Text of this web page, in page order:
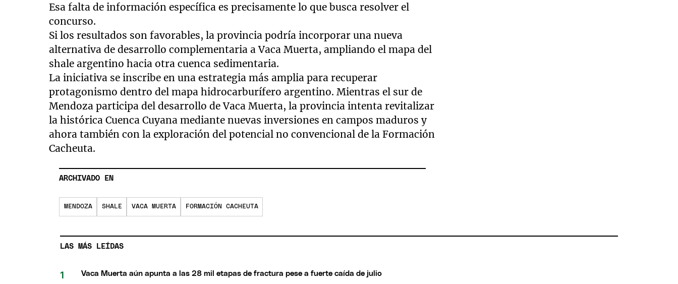
Esa falta de información específica es precisamente lo que busca resolver el
concurso.
Si los resultados son favorables, la provincia podría incorporar una nueva
alternativa de desarrollo complementaria a Vaca Muerta, ampliando el mapa del
shale argentino hacia otra cuenca sedimentaria.
La iniciativa se inscribe en una estrategia más amplia para recuperar
protagonismo dentro del mapa hidrocarburífero argentino. Mientras el sur de
Mendoza participa del desarrollo de Vaca Muerta, la provincia intenta revitalizar
la histórica Cuenca Cuyana mediante nuevas inversiones en campos maduros y
ahora también con la exploración del potencial no convencional de la Formación
Cacheuta.
ARCHIVADO EN
MENDOZA SHALE VACA MUERTA FORMACIÓN CACHEUTA
LAS MÁS LEÍDAS
Vaca Muerta aún apunta a las 28 mil etapas de fractura pese a fuerte caída de julio